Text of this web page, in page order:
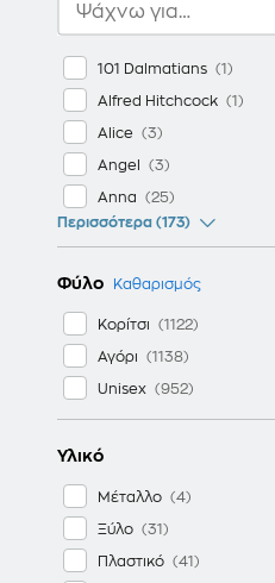
101 Dalmatians
Alfred Hitchcock
Alice
Angel
Anna
Περισσότερα (173)
Φύλο Καθαρισμός
Κορίτσι
Αγόρι
Unisex
Υλικό
Μέταλλο
Ξύλο
Πλαστικό